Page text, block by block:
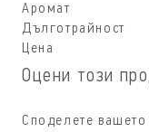
Аромат
Дълготрайност
Цена
Оцени този
Споделете